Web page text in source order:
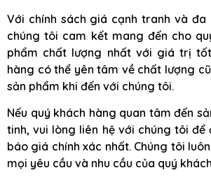
Với chính sách giá cạnh tranh và đa
chúng tôi cam kết mang đến cho
phẩm chất lượng nhất với giá trị
hàng có thể yên tâm về chất lượng
sản phẩm khi đến với chúng tôi.
Nếu quý khách hàng quan tâm đến
tinh, vui lòng liên hệ với chúng tôi
báo giá chính xác nhất. Chúng tôi
mọi yêu cầu và nhu cầu của quý